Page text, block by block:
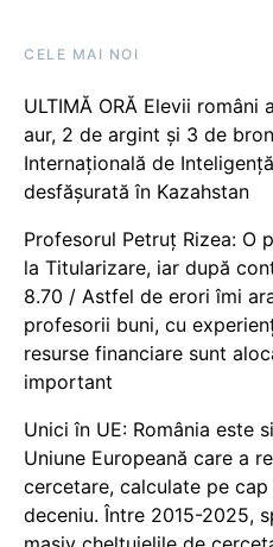
CELE MAI NOI
ULTIMĂ ORĂ Elevii
aur, 2 de argint și 3 de
Internațională de
desfășurată în Kazahstan
Profesorul Petruț Rizea: O
la Titularizare, iar după
8.70 / Astfel de erori îmi
profesorii buni, cu
resurse financiare sunt
important
Unici în UE: România este
Uniune Europeană care a
cercetare, calculate pe
deceniu. Între 2015-2025,